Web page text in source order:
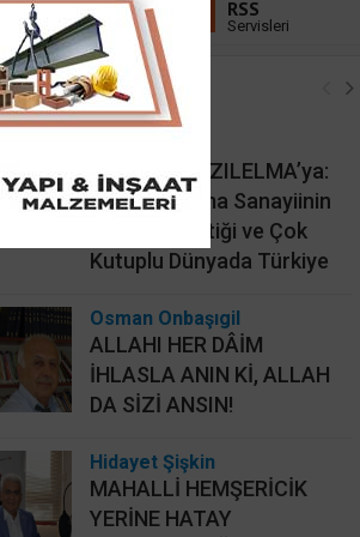
Linkedin
Takip Et
RSS
Servisleri
Yazarları
KAAN’dan KIZILELMA’ya:
Türk Savunma Sanayiinin
Yeni Jeopolitiği ve Çok
Kutuplu Dünyada Türkiye
Osman Onbaşıgil
ALLAHI HER DÂİM
İHLASLA ANIN Kİ, ALLAH
DA SİZİ ANSIN!
Hidayet Şişkin
MAHALLİ HEMŞERİCİK
YERİNE HATAY